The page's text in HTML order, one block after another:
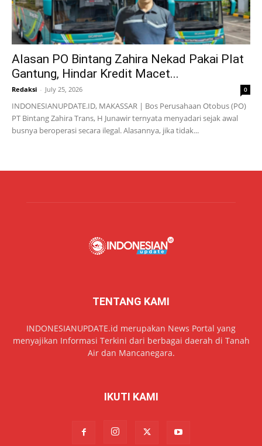
Alasan PO Bintang Zahira Nekad Pakai Plat
Gantung, Hindar Kredit Macet...
Redaksi - July 25, 2026 0
INDONESIANUPDATE.ID, MAKASSAR | Bos Perusahaan Otobus (PO)
PT Bintang Zahira Trans, H Junawir ternyata menyadari sejak awal
busnya beroperasi secara ilegal. Alasannya, jika tidak...
TENTANG KAMI
INDONESIANUPDATE.id merupakan News Portal yang
menyajikan Informasi Terkini dari berbagai daerah di Tanah
Air dan Mancanegara.
IKUTI KAMI